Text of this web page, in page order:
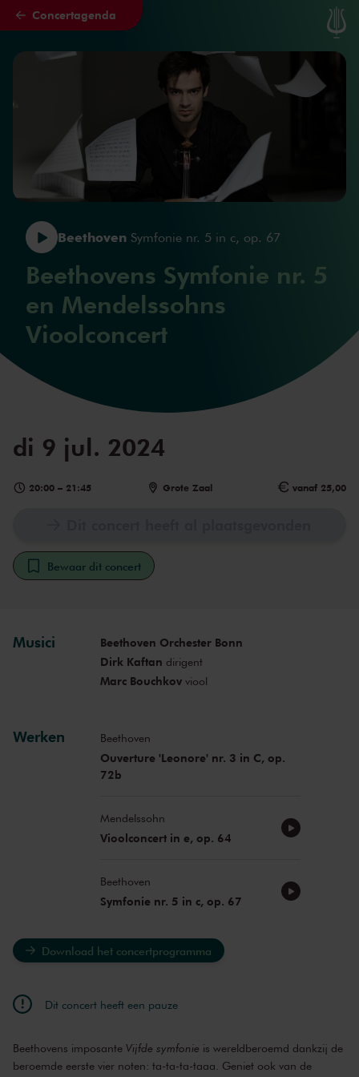
Naar hoofdcontent
Concertagenda
Beethoven Symfonie nr. 5 in c, op. 67
Beethovens Symfonie nr. 5
en Mendelssohns
Vioolconcert
di 9 jul. 2024
20:00 – 21:45 Grote Zaal vanaf 25,00
Bewaar dit concert
Musici
Beethoven Orchester Bonn
Dirk Kaftan dirigent
Marc Bouchkovviool
Werken Beethoven
Ouverture 'Leonore' nr. 3 in C, op.
72b
Mendelssohn
Vioolconcert in e, op. 64
Beethoven
Symfonie nr. 5 in c, op. 67
Download het concertprogramma
Dit concert heeft een pauze
Beethovens imposante Vijfde symfonie is wereldberoemd dankzij de
beroemde eerste vier noten: ta-ta-ta-taaa. Geniet ook van de